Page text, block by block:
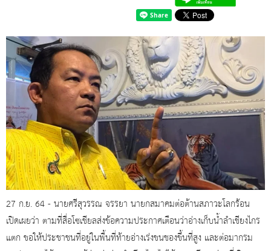
27 ก.ย. 64 - นายศรีสุวรรณ จรรยา นายกสมาคมต่อต้านสภาวะโลกร้อน
เปิดเผยว่า ตามที่สื่อโซเชียลส่งข้อความประกาศเตือนว่าอ่างเก็บน้ำลำเชียงไกร
แตก ขอให้ประชาชนที่อยู่ในพื้นที่ท้ายอ่างเร่งขนชองขึ้นที่สูง และต่อมากรม